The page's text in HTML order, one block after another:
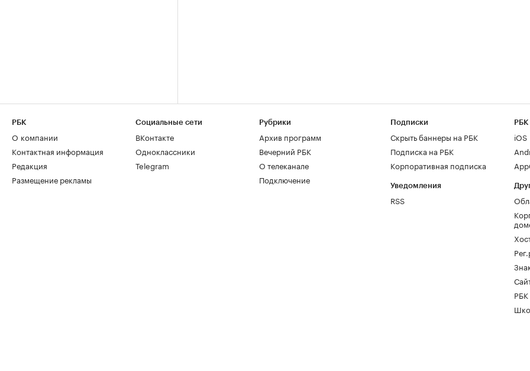
РБК
О компании
Контактная информация
Редакция
Размещение рекламы
Социальные сети
ВКонтакте
Одноклассники
Telegram
Рубрики
Архив программ
Вечерний РБК
О телеканале
Подключение
Подписки
Скрыть баннеры на РБК
Подписка на РБК
Корпоративная подписка
Уведомления
RSS
РБК
iOS